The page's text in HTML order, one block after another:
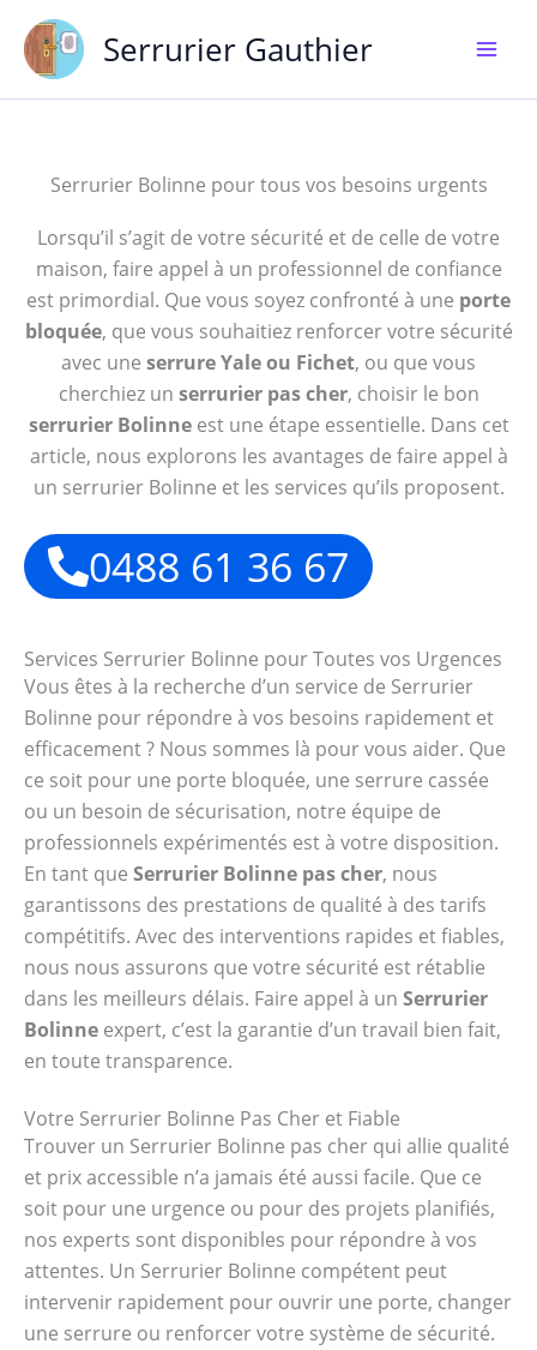
contenu
Serrurier Gauthier
Serrurier Bolinne pour tous vos besoins urgents
Lorsqu’il s’agit de votre sécurité et de celle de votre
maison, faire appel à un professionnel de confiance
est primordial. Que vous soyez confronté à une porte
bloquée, que vous souhaitiez renforcer votre sécurité
avec une serrure Yale ou Fichet, ou que vous
cherchiez un serrurier pas cher, choisir le bon
serrurier Bolinneest une étape essentielle. Dans cet
article, nous explorons les avantages de faire appel à
un serrurier Bolinne et les services qu’ils proposent.
0488 61 36 67
Services Serrurier Bolinne pour Toutes vos Urgences
Vous êtes à la recherche d’un service de Serrurier
Bolinne pour répondre à vos besoins rapidement et
efficacement ? Nous sommes là pour vous aider. Que
ce soit pour une porte bloquée, une serrure cassée
ou un besoin de sécurisation, notre équipe de
professionnels expérimentés est à votre disposition.
En tant que Serrurier Bolinne pas cher, nous
garantissons des prestations de qualité à des tarifs
compétitifs. Avec des interventions rapides et fiables,
nous nous assurons que votre sécurité est rétablie
dans les meilleurs délais. Faire appel à un Serrurier
Bolinne expert, c’est la garantie d’un travail bien fait,
en toute transparence.
Votre Serrurier Bolinne Pas Cher et Fiable
Trouver un Serrurier Bolinne pas cher qui allie qualité
et prix accessible n’a jamais été aussi facile. Que ce
soit pour une urgence ou pour des projets planifiés,
nos experts sont disponibles pour répondre à vos
attentes. Un Serrurier Bolinne compétent peut
intervenir rapidement pour ouvrir une porte, changer
une serrure ou renforcer votre système de sécurité.